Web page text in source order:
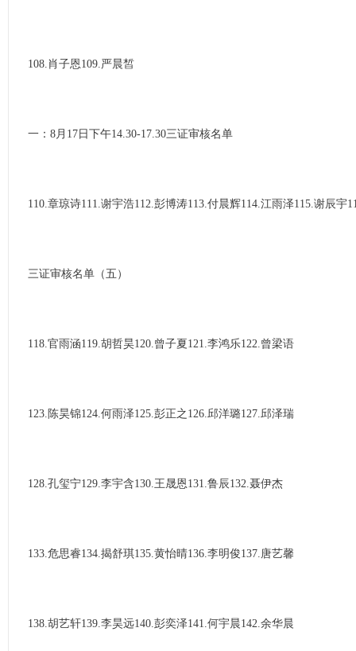
108.肖子恩109.严晨皙
一：8月17日下午14.30-17.30三证审核名单
110.章琼诗111.谢宇浩112.彭博涛113.付晨辉114.江雨泽115.谢辰宇
三证审核名单（五）
118.官雨涵119.胡哲昊120.曾子夏121.李鸿乐122.曾梁语
123.陈昊锦124.何雨泽125.彭正之126.邱洋璐127.邱泽瑞
128.孔玺宁129.李宇含130.王晟恩131.鲁辰132.聂伊杰
133.危思睿134.揭舒琪135.黄怡晴136.李明俊137.唐艺馨
138.胡艺轩139.李昊远140.彭奕泽141.何宇晨142.余华晨